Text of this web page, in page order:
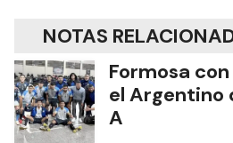
NOTAS
Formosa
el Argentino
A